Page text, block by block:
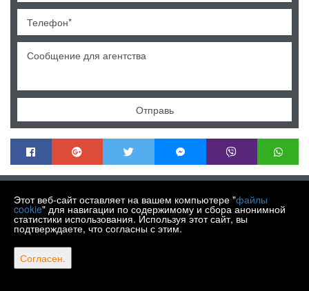
Отправь
Trg Matije Gupca 21, Varaždin HR-42000
+385 99 430 9770
info@nekretnine-mendek.eu
Фиксированный курс конвертации 1 EUR = 7,53450 HRK
Этот веб-сайт оставляет на вашем компьютере "файлы
cookie" для навигации по содержимому и сбора анонимной
статистики использования. Используя этот сайт, вы
подтверждаете, что согласны с этим.
Согласен.